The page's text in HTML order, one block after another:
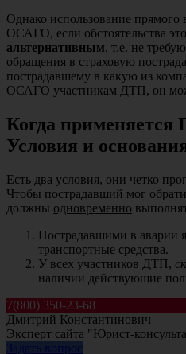
Однако использование
ОСАГО, если обстоятельства
альтернативным, т.е. не
обращения в страховую
пострадавшему в какую из
ОСАГО участникам ДТП, он
Когда
Условия и
Есть два условия, они четко
Чтобы пострадавший мог
должны одновременно
Пострадавшими в аварии
транспортные средства.
У всех участников ДТП,
наличии действующие
7(800) 350-23-68
Дмитрий Константинович
Эксперт сайта "Юрист-